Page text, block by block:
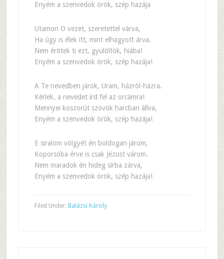
Enyém a szenvedok örök, szép hazája
Utamon O vezet, szeretettel várva,
Ha úgy is élek itt, mint elhagyott árva.
Nem értitek ti ezt, gyulöltök, hiába!
Enyém a szenvedok örök, szép hazája!
A Te nevedben járok, Uram, házról-házra.
Kérlek, a nevedet írd fel az orcámra!
Mennyei koszorút szövök harcban állva,
Enyém a szenvedok örök, szép hazája!
E siralom völgyét én boldogan járom,
Koporsóba érve is csak Jézust várom.
Nem maradok én hideg sírba zárva,
Enyém a szenvedok örök, szép hazája!
Filed Under: Balázsi Károly